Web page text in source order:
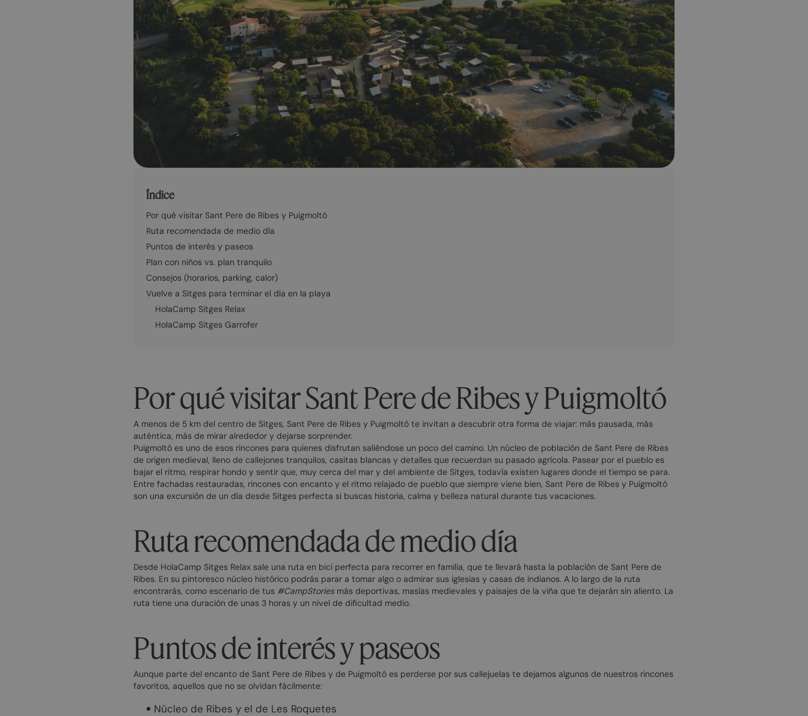
Índice
Por qué visitar Sant Pere de Ribes y Puigmoltó
Ruta recomendada de medio día
Puntos de interés y paseos
Plan con niños vs. plan tranquilo
Consejos (horarios, parking, calor)
Vuelve a Sitges para terminar el día en la playa
HolaCamp Sitges Relax
HolaCamp Sitges Garrofer
Por qué visitar Sant Pere de Ribes y Puigmoltó
A menos de 5 km del centro de Sitges, Sant Pere de Ribes y Puigmoltó te invitan a descubrir otra forma de viajar: más pausada, más
auténtica, más de mirar alrededor y dejarse sorprender.
Puigmoltó es uno de esos rincones para quienes disfrutan saliéndose un poco del camino. Un núcleo de población de Sant Pere de Ribes
de origen medieval, lleno de callejones tranquilos, casitas blancas y detalles que recuerdan su pasado agrícola. Pasear por el pueblo es
bajar el ritmo, respirar hondo y sentir que, muy cerca del mar y del ambiente de Sitges, todavía existen lugares donde el tiempo se para.
Entre fachadas restauradas, rincones con encanto y el ritmo relajado de pueblo que siempre viene bien, Sant Pere de Ribes y Puigmoltó
son una excursión de un día desde Sitges perfecta si buscas historia, calma y belleza natural durante tus vacaciones.
Ruta recomendada de medio día
Desde HolaCamp Sitges Relax sale una ruta en bici perfecta para recorrer en familia, que te llevará hasta la población de Sant Pere de
Ribes. En su pintoresco núcleo histórico podrás parar a tomar algo o admirar sus iglesias y casas de indianos. A lo largo de la ruta
encontrarás, como escenario de tus #CampStoriesmás deportivas, masías medievales y paisajes de la viña que te dejarán sin aliento. La
ruta tiene una duración de unas 3 horas y un nivel de dificultad medio.
Puntos de interés y paseos
Aunque parte del encanto de Sant Pere de Ribes y de Puigmoltó es perderse por sus callejuelas te dejamos algunos de nuestros rincones
favoritos, aquellos que no se olvidan fácilmente:
Núcleo de Ribes y el de Les Roquetes